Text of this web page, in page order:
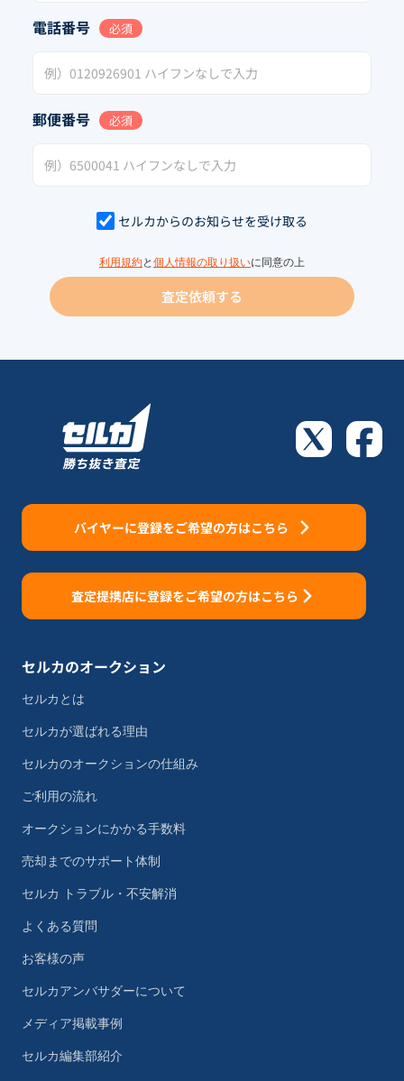
電話番号 必須
郵便番号 必須
セルカからのお知らせを受け取る
利用規約と 個人情報の取り扱いに同意の上
査定依頼する
バイヤーに登録をご希望の方はこちら
査定提携店に登録をご希望の方はこちら
セルカのオークション
セルカとは
セルカが選ばれる理由
セルカのオークションの仕組み
ご利用の流れ
オークションにかかる手数料
売却までのサポート体制
セルカ トラブル・不安解消
よくある質問
お客様の声
セルカアンバサダーについて
メディア掲載事例
セルカ編集部紹介